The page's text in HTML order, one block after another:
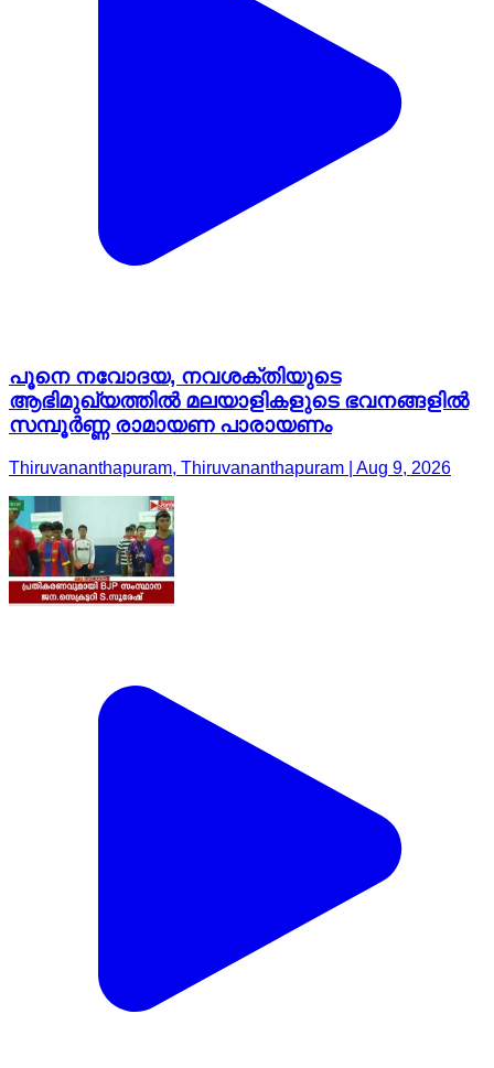
പൂനെ നവോദയ, നവശക്തിയുടെ
ആഭിമുഖ്യത്തിൽ മലയാളികളുടെ ഭവനങ്ങളിൽ
സമ്പൂർണ്ണ രാമായണ പാരായണം
Thiruvananthapuram, Thiruvananthapuram | Aug 9, 2026